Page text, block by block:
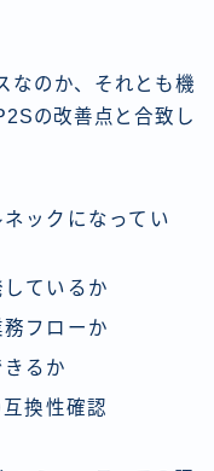
なのか、それとも機
の改善点と合致し
ックになってい
ているか
フローか
るか
換性確認